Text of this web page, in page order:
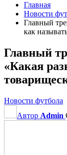
Главная
Новости
Главный
как
Главный
«Какая
Новости футбола
Автор Admin